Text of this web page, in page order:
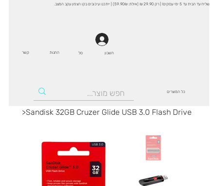
שליח עד הבית עד 5 ימי עסקים! | רק 29.90 ₪ (אילת: 59.90₪) | ייתכנו עיכובים בקו הצפון עקב המצב.
חשבון סל קשר החנות
כל המוצרים
>Sandisk 32GB Cruzer Glide USB 3.0 Flash Drive